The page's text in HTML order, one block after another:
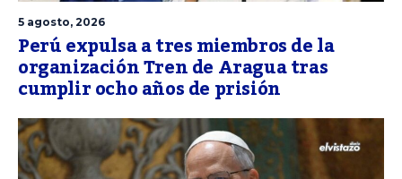
5 agosto, 2026
Perú expulsa a tres miembros de la
organización Tren de Aragua tras
cumplir ocho años de prisión